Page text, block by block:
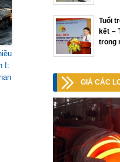
I:
Tuổi
kết –
trong
GIÁ CÁC